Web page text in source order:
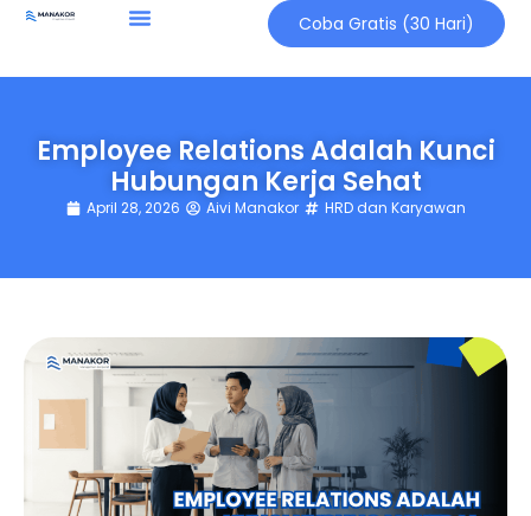
Coba Gratis (30 Hari)
Employee Relations Adalah Kunci
Hubungan Kerja Sehat
April 28, 2026 Aivi Manakor HRD dan Karyawan